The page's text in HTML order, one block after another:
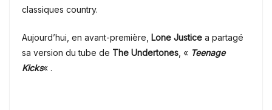
classiques country.
Aujourd’hui, en avant-première, Lone Justice a partagé
sa version du tube de The Undertones , « Teenage
Kicks« .